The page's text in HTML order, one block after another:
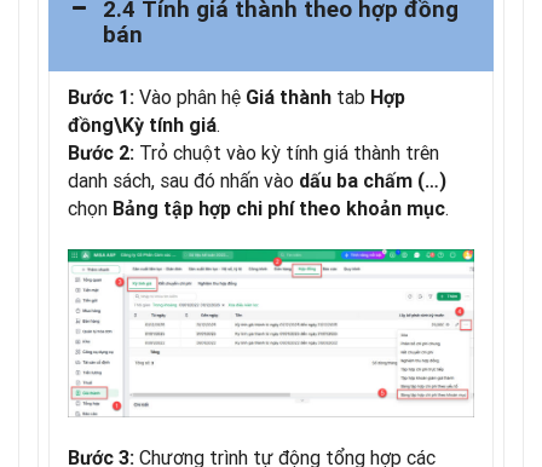
2.4 Tính giá thành theo hợp đồng
bán
Bước 1: Vào phân hệ Giá thành tab Hợp
đồng\Kỳ tính giá.
Bước 2: Trỏ chuột vào kỳ tính giá thành trên
danh sách, sau đó nhấn vào dấu ba chấm (…)
chọn Bảng tập hợp chi phí theo khoản mục.
Bước 3: Chương trình tự động tổng hợp các